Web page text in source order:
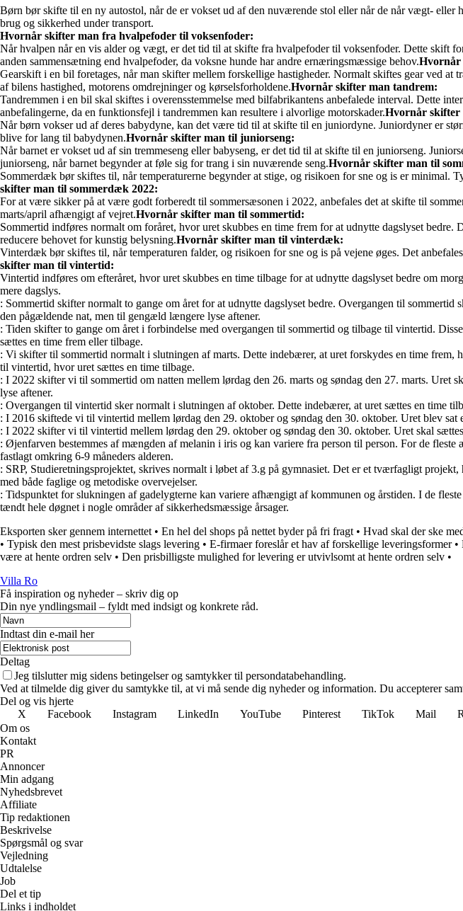
Børn bør skifte til en ny autostol, når de er vokset ud af den nuværende stol eller når de når vægt-
brug og sikkerhed under transport.
Hvornår skifter man fra hvalpefoder til voksenfoder:
Når hvalpen når en vis alder og vægt, er det tid til at skifte fra hvalpefoder til voksenfoder. Dette skift
anden sammensætning end hvalpefoder, da voksne hunde har andre ernæringsmæssige behov.Hvornår
Gearskift i en bil foretages, når man skifter mellem forskellige hastigheder. Normalt skiftes gear ved
af bilens hastighed, motorens omdrejninger og kørselsforholdene.Hvornår skifter man tandrem:
Tandremmen i en bil skal skiftes i overensstemmelse med bilfabrikantens anbefalede interval. Dette
anbefalingerne, da en funktionsfejl i tandremmen kan resultere i alvorlige motorskader.Hvornår skifter
Når børn vokser ud af deres babydyne, kan det være tid til at skifte til en juniordyne. Juniordyner er
blive for lang til babydynen.Hvornår skifter man til juniorseng:
Når barnet er vokset ud af sin tremmeseng eller babyseng, er det tid til at skifte til en juniorseng.
juniorseng, når barnet begynder at føle sig for trang i sin nuværende seng.Hvornår skifter man til
Sommerdæk bør skiftes til, når temperaturerne begynder at stige, og risikoen for sne og is er
skifter man til sommerdæk 2022:
For at være sikker på at være godt forberedt til sommersæsonen i 2022, anbefales det at skifte til
marts/april afhængigt af vejret.Hvornår skifter man til sommertid:
Sommertid indføres normalt om foråret, hvor uret skubbes en time frem for at udnytte dagslyset
reducere behovet for kunstig belysning.Hvornår skifter man til vinterdæk:
Vinterdæk bør skiftes til, når temperaturen falder, og risikoen for sne og is på vejene øges. Det
skifter man til vintertid:
Vintertid indføres om efteråret, hvor uret skubbes en time tilbage for at udnytte dagslyset bedre om
mere dagslys.
: Sommertid skifter normalt to gange om året for at udnytte dagslyset bedre. Overgangen til
den pågældende nat, men til gengæld længere lyse aftener.
: Tiden skifter to gange om året i forbindelse med overgangen til sommertid og tilbage til vintertid.
sættes en time frem eller tilbage.
: Vi skifter til sommertid normalt i slutningen af marts. Dette indebærer, at uret forskydes en time
til vintertid, hvor uret sættes en time tilbage.
: I 2022 skifter vi til sommertid om natten mellem lørdag den 26. marts og søndag den 27. marts.
lyse aftener.
: Overgangen til vintertid sker normalt i slutningen af oktober. Dette indebærer, at uret sættes en time
: I 2016 skiftede vi til vintertid mellem lørdag den 29. oktober og søndag den 30. oktober. Uret blev
: I 2022 skifter vi til vintertid mellem lørdag den 29. oktober og søndag den 30. oktober. Uret skal
: Øjenfarven bestemmes af mængden af melanin i iris og kan variere fra person til person. For de
fastlagt omkring 6-9 måneders alderen.
: SRP, Studieretningsprojektet, skrives normalt i løbet af 3.g på gymnasiet. Det er et tværfagligt
med både faglige og metodiske overvejelser.
: Tidspunktet for slukningen af gadelygterne kan variere afhængigt af kommunen og årstiden. I de
tændt hele døgnet i nogle områder af sikkerhedsmæssige årsager.
Eksporten sker gennem internettet • En hel del shops på nettet byder på fri fragt • Hvad skal der ske
• Typisk den mest prisbevidste slags levering • E-firmaer foreslår et hav af forskellige leveringsformer•
være at hente ordren selv • Den prisbilligste mulighed for levering er utvivlsomt at hente ordren selv •
Villa Ro
Få inspiration og nyheder – skriv dig op
Din nye yndlingsmail – fyldt med indsigt og konkrete råd.
Indtast din e-mail her
Deltag
Jeg tilslutter mig sidens betingelser og samtykker til persondatabehandling.
Ved at tilmelde dig giver du samtykke til, at vi må sende dig nyheder og information. Du accepterer
Del og vis hjerte
X
Facebook Instagram LinkedIn YouTube Pinterest TikTok Mail
Om os
Kontakt
PR
Annoncer
Min adgang
Nyhedsbrevet
Affiliate
Tip redaktionen
Beskrivelse
Spørgsmål og svar
Vejledning
Udtalelse
Job
Del et tip
Links i indholdet